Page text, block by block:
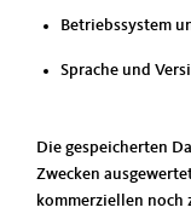
Betriebssystem
Sprache und
Die gespeicherten
Zwecken
kommerziellen noch